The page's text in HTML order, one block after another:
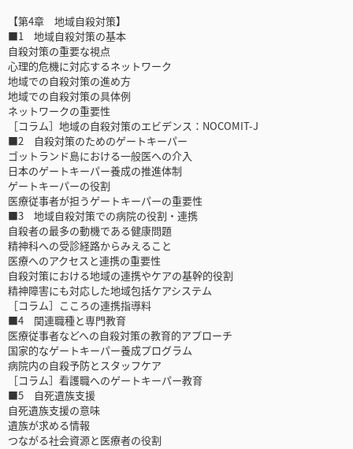
【第4章 地域自殺対策】
■1 地域自殺対策の基本
自殺対策の重要な視点
心理的危機に対応するネットワーク
地域での自殺対策の進め方
地域での自殺対策の具体例
ネットワークの重要性
［コラム］地域の自殺対策のエビデンス：NOCOMIT-J
■2 自殺対策のためのゲートキーパー
ゴットランド島における一般医への介入
日本のゲートキーパー養成の推進体制
ゲートキーパーの役割
医療従事者が担うゲートキーパーの重要性
■3 地域自殺対策での病院の役割・連携
自殺者の最多の動機である健康問題
精神科への受診経路からみえること
医療へのアクセスと連携の重要性
自殺対策における地域の連携やケアの基幹的役割
精神障害にも対応した地域包括ケアシステム
［コラム］こころの連携指導料
■4 関連職種と専門教育
医療従事者などへの自殺対策の教育的アプローチ
国家的なゲートキーパー養成プログラム
病院内の自殺予防とスタッフケア
［コラム］看護職へのゲートキーパー教育
■5 自死遺族支援
自死遺族支援の意味
遺族が求める情報
つながる社会資源と医療者の役割